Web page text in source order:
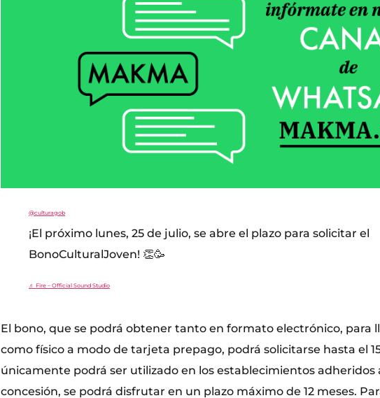
@culturagob
¡El próximo lunes, 25 de julio, se abre el plazo para solicitar el
BonoCulturalJoven! 👏🥳
♬ Fire – Official Sound Studio
El bono, que se podrá obtener tanto en formato electrónico, para
como físico a modo de tarjeta prepago, podrá solicitarse hasta el
únicamente podrá ser utilizado en los establecimientos adheridos
concesión, se podrá disfrutar en un plazo máximo de 12 meses.